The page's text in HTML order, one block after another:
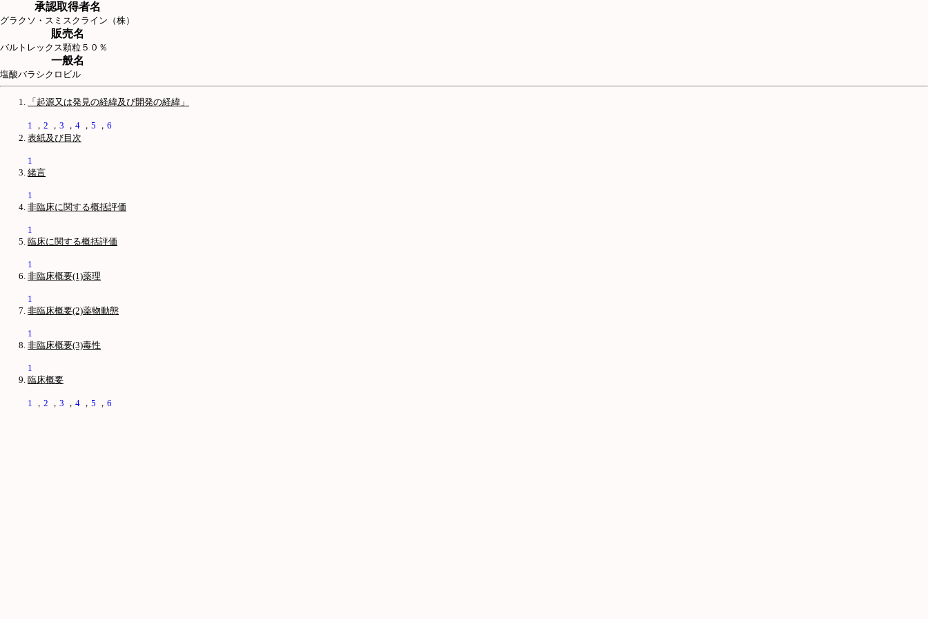
承認取得者名
グラクソ・スミスクライン（株）
販売名
バルトレックス顆粒５０％
一般名
塩酸バラシクロビル
「起源又は発見の経緯及び開発の経緯」
1 ， 2 ， 3 ， 4 ， 5 ， 6
表紙及び目次
1
緒言
1
非臨床に関する概括評価
1
臨床に関する概括評価
1
非臨床概要(1)薬理
1
非臨床概要(2)薬物動態
1
非臨床概要(3)毒性
1
臨床概要
1 ， 2 ， 3 ， 4 ， 5 ， 6